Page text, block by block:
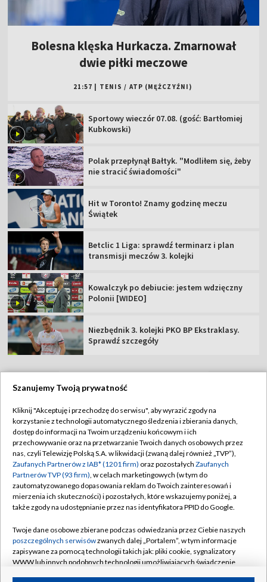
Bolesna klęska Hurkacza. Zmarnował
dwie piłki meczowe
21:57 TENIS / ATP (MĘŻCZYŹNI)
Sportowy wieczór 07.08. (gość: Bartłomiej
Kubkowski)
Polak przepłynął Bałtyk. "Modliłem się, żeby
nie stracić świadomości"
Hit w Toronto! Znamy godzinę meczu
Świątek
Betclic 1 Liga: sprawdź terminarz i plan
transmisji meczów 3. kolejki
Kowalczyk po debiucie: jestem wdzięczny
Polonii [WIDEO]
Niezbędnik 3. kolejki PKO BP Ekstraklasy.
Sprawdź szczegóły
Abonament TVP
Sklep TVP
Biuro Reklamy
Oferta Handlowa
Telegazeta ogłoszenia
Rada Programowa
Ogłoszenia przetargowe
Akademia Telewizyjna
Regulamin TVP
Polityka prywatności
Moje zgody
Biuro reklamy
Kontakt
Kanały
©2026 Telewizja Polska Spółka Akcyjna w likwidacji
Szanujemy Twoją prywatność
Kliknij "Akceptuję i przechodzę do serwisu", aby wyrazić zgody na
korzystanie z technologii automatycznego śledzenia i zbierania danych,
dostęp do informacji na Twoim urządzeniu końcowym i ich
przechowywanie oraz na przetwarzanie Twoich danych osobowych przez
nas, czyli Telewizję Polską S.A. w likwidacji (zwaną dalej również „TVP”),
Zaufanych Partnerów z IAB* (1201 firm) oraz pozostałych Zaufanych
Partnerów TVP (93 firm), w celach marketingowych (w tym do
zautomatyzowanego dopasowania reklam do Twoich zainteresowań i
mierzenia ich skuteczności) i pozostałych, które wskazujemy poniżej, a
także zgody na udostępnianie przez nas identyfikatora PPID do Google.
Twoje dane osobowe zbierane podczas odwiedzania przez Ciebie naszych
poszczególnych serwisówzwanych dalej „Portalem”, w tym informacje
zapisywane za pomocą technologii takich jak: pliki cookie, sygnalizatory
WWW lub innych podobnych technologii umożliwiających świadczenie